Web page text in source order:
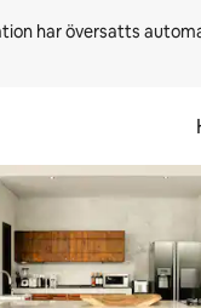
har översatts